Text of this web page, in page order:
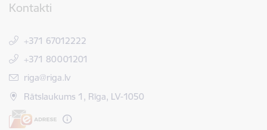
Kontakti
+371 67012222
+371 80001201
E-pasts:
riga@riga.lv
Rātslaukums 1, Rīga, LV-1050